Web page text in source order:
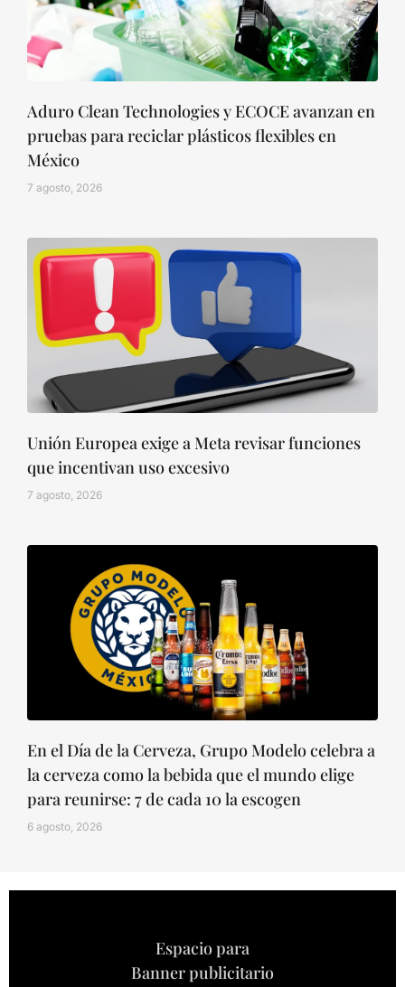
Aduro Clean Technologies y ECOCE avanzan en
pruebas para reciclar plásticos flexibles en
México
7 agosto, 2026
Unión Europea exige a Meta revisar funciones
que incentivan uso excesivo
7 agosto, 2026
En el Día de la Cerveza, Grupo Modelo celebra a
la cerveza como la bebida que el mundo elige
para reunirse: 7 de cada 10 la escogen
6 agosto, 2026
Espacio para
Banner publicitario